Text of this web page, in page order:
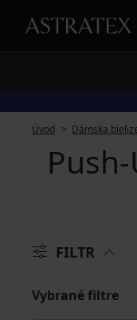
Úvod Dámska
FILTR
Vybrané filtre